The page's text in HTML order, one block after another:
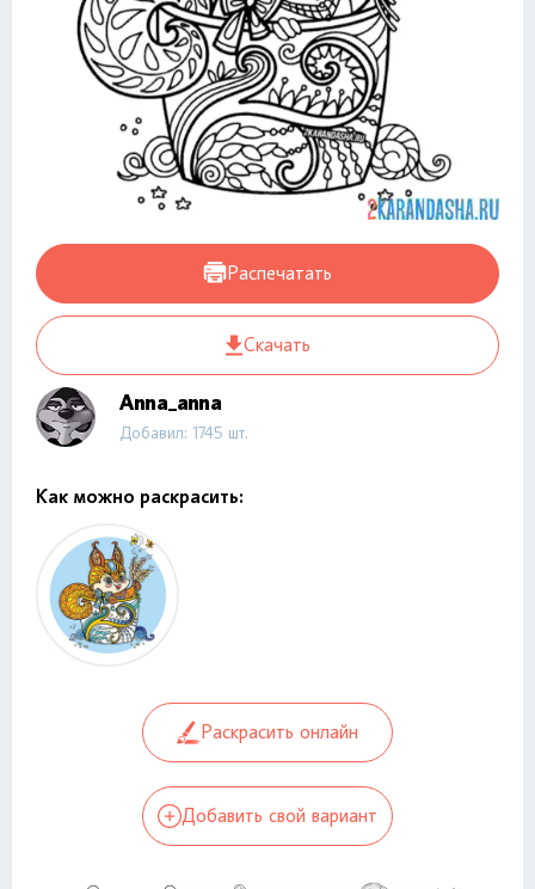
Распечатать
Скачать
Anna_anna
Добавил: 1745 шт.
Как можно раскрасить:
Раскрасить онлайн
Добавить свой вариант